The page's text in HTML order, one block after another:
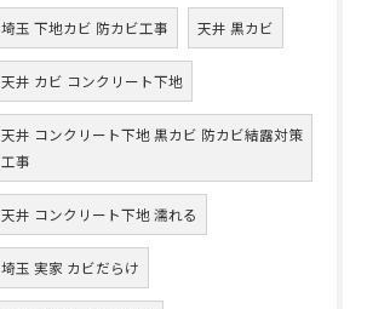
埼玉 下地カビ 防カビ工事 天井 黒カビ
天井 カビ コンクリート下地
天井 コンクリート下地 黒カビ 防カビ結露対策
工事
天井 コンクリート下地 濡れる
埼玉 実家 カビだらけ